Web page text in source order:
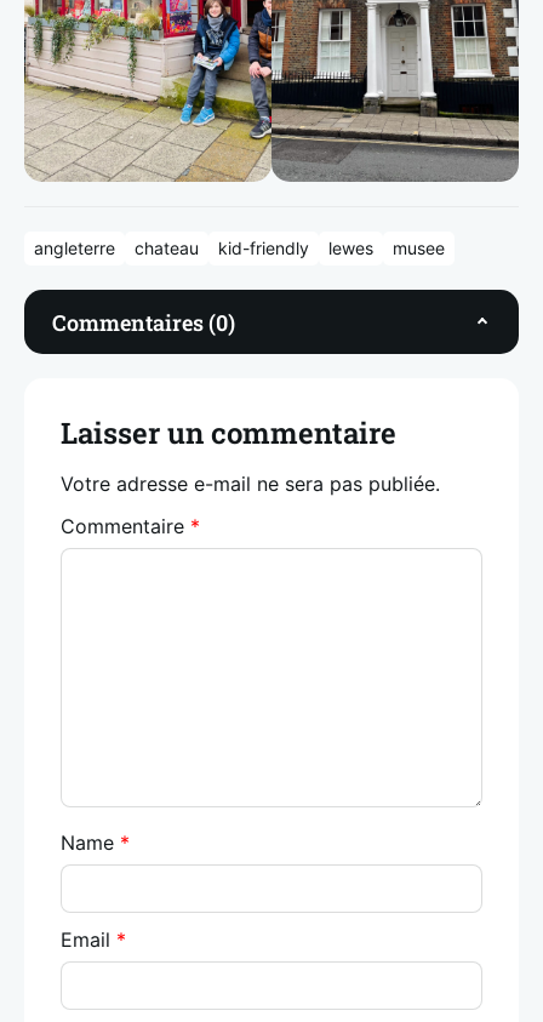
angleterre chateau kid-friendly lewes musee
Commentaires (0)
Laisser un commentaire
Votre adresse e-mail ne sera pas publiée.
Commentaire *
Name *
Email *